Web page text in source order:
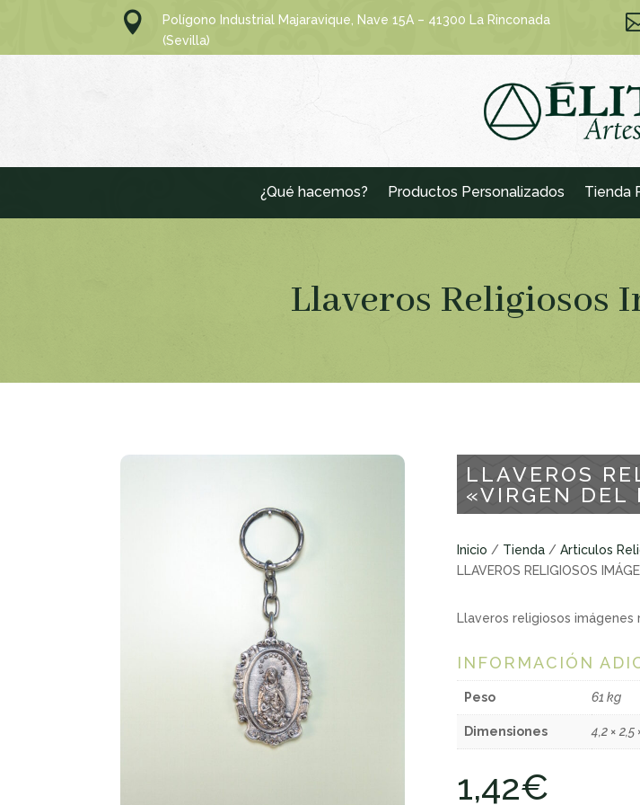

Polígono Industrial Majaravique, Nave 15A – 41300 La Rinconada
(Sevilla)
¿Qué hacemos? Productos Personalizados Tienda
Llaveros Religiosos
LLAVEROS
«VIRGEN DEL
Inicio / Tienda /Articulos
LLAVEROS RELIGIOSOS
Llaveros religiosos imágenes
INFORMACIÓN
Peso 61 kg
Dimensiones 4,2 × 2,5
1,42€